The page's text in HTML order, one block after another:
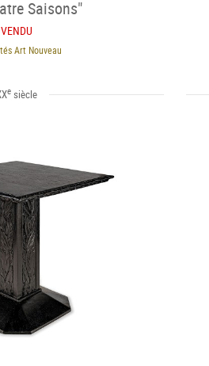
Saisons"
VENDU
Art Nouveau
e siècle